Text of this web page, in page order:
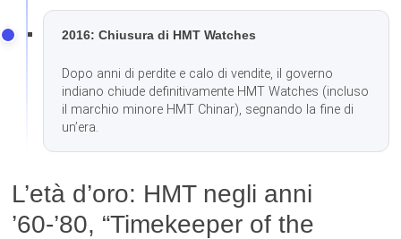
2016: Chiusura di HMT Watches
Dopo anni di perdite e calo di vendite, il governo
indiano chiude definitivamente HMT Watches (incluso
il marchio minore HMT Chinar), segnando la fine di
un’era.
L’età d’oro: HMT negli anni
’60-’80, “Timekeeper of the